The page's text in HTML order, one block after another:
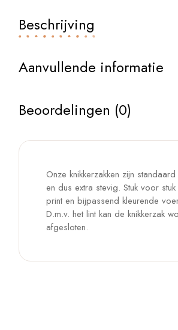
Beschrijving
Aanvullende informatie
Beoordelingen (0)
Onze knikkerzakken zijn
en dus extra stevig. Stuk voor
print en bijpassend kleurende
D.m.v. het lint kan de knikkerzak
afgesloten.